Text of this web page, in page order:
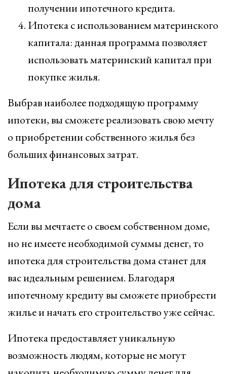
получении ипотечного кредита.
Ипотека с использованием материнского
капитала: данная программа позволяет
использовать материнский капитал при
покупке жилья.
Выбрав наиболее подходящую программу
ипотеки, вы сможете реализовать свою мечту
о приобретении собственного жилья без
больших финансовых затрат.
Ипотека для строительства
дома
Если вы мечтаете о своем собственном доме,
но не имеете необходимой суммы денег, то
ипотека для строительства дома станет для
вас идеальным решением. Благодаря
ипотечному кредиту вы сможете приобрести
жилье и начать его строительство уже сейчас.
Ипотека предоставляет уникальную
возможность людям, которые не могут